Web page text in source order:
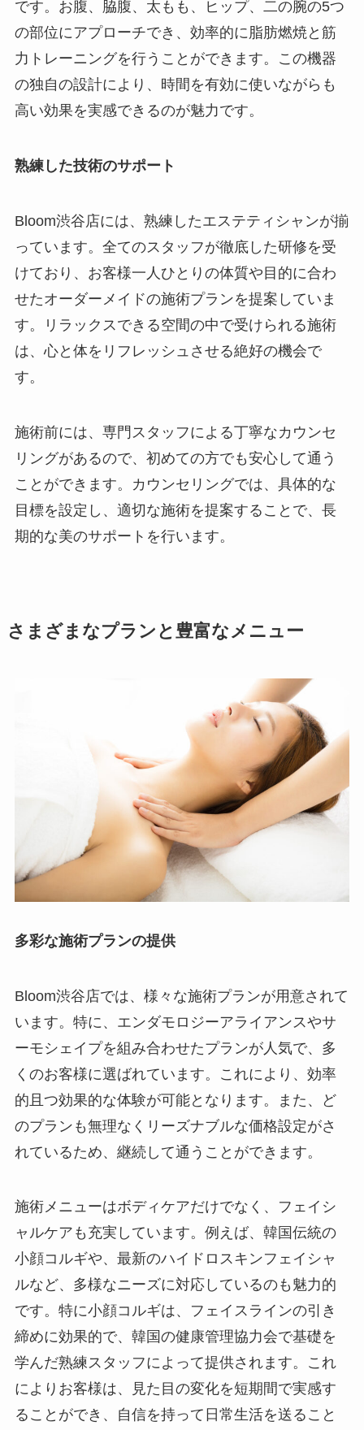
です。お腹、脇腹、太もも、ヒップ、二の腕の5つ
の部位にアプローチでき、効率的に脂肪燃焼と筋
力トレーニングを行うことができます。この機器
の独自の設計により、時間を有効に使いながらも
高い効果を実感できるのが魅力です。
熟練した技術のサポート
Bloom渋谷店には、熟練したエステティシャンが揃
っています。全てのスタッフが徹底した研修を受
けており、お客様一人ひとりの体質や目的に合わ
せたオーダーメイドの施術プランを提案していま
す。リラックスできる空間の中で受けられる施術
は、心と体をリフレッシュさせる絶好の機会で
す。
施術前には、専門スタッフによる丁寧なカウンセ
リングがあるので、初めての方でも安心して通う
ことができます。カウンセリングでは、具体的な
目標を設定し、適切な施術を提案することで、長
期的な美のサポートを行います。
さまざまなプランと豊富なメニュー
多彩な施術プランの提供
Bloom渋谷店では、様々な施術プランが用意されて
います。特に、エンダモロジーアライアンスやサ
ーモシェイプを組み合わせたプランが人気で、多
くのお客様に選ばれています。これにより、効率
的且つ効果的な体験が可能となります。また、ど
のプランも無理なくリーズナブルな価格設定がさ
れているため、継続して通うことができます。
施術メニューはボディケアだけでなく、フェイシ
ャルケアも充実しています。例えば、韓国伝統の
小顔コルギや、最新のハイドロスキンフェイシャ
ルなど、多様なニーズに対応しているのも魅力的
です。特に小顔コルギは、フェイスラインの引き
締めに効果的で、韓国の健康管理協力会で基礎を
学んだ熟練スタッフによって提供されます。これ
によりお客様は、見た目の変化を短期間で実感す
ることができ、自信を持って日常生活を送ること